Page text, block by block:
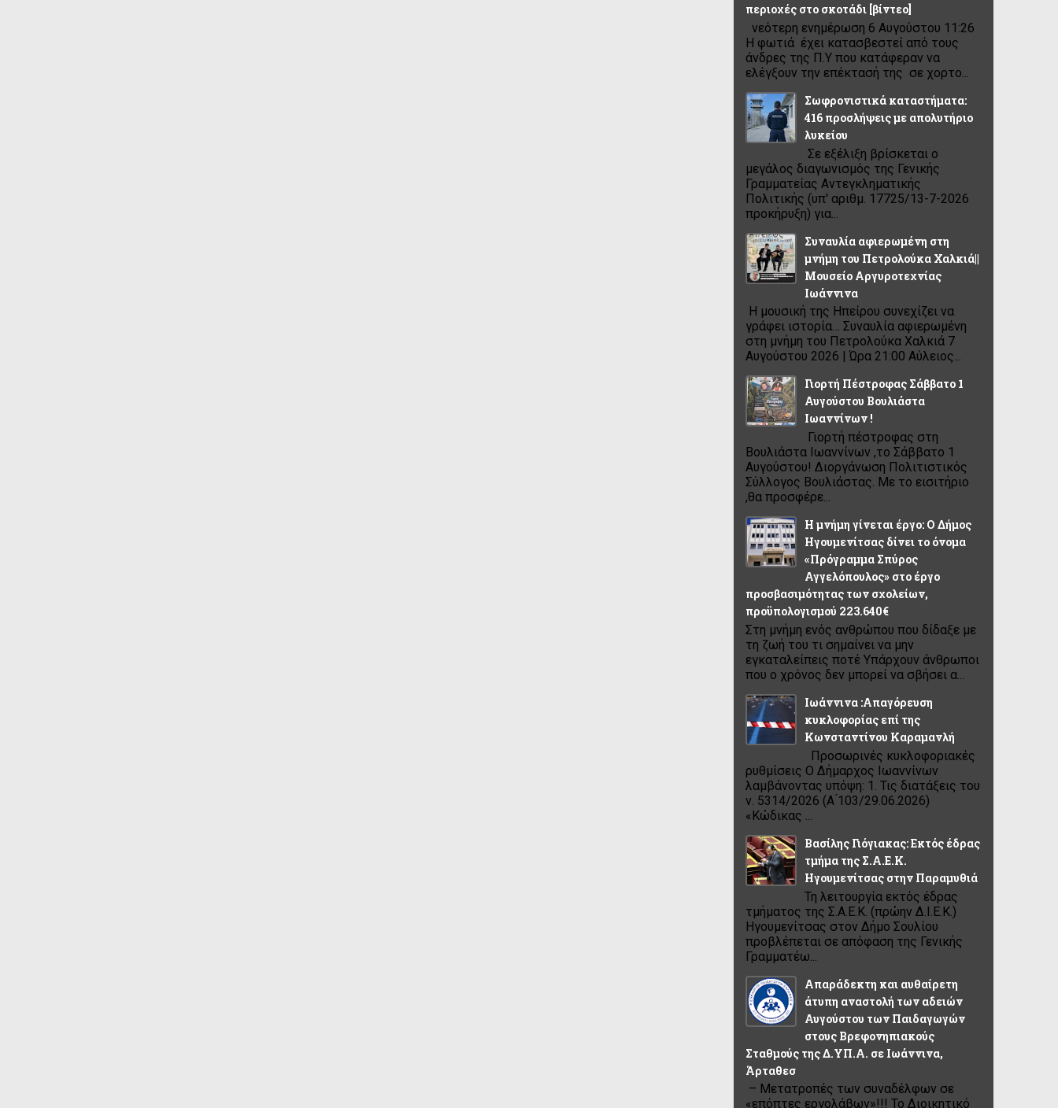
περιοχές στο σκοτάδι [βίντεο]
νεότερη ενημέρωση 6 Αυγούστου 11:26
Η φωτιά έχει κατασβεστεί από τους
άνδρες της Π.Υ που κατάφεραν να
ελέγξουν την επέκτασή της σε χορτο...
Σωφρονιστικά καταστήματα:
416 προσλήψεις με απολυτήριο
λυκείου
Σε εξέλιξη βρίσκεται ο
μεγάλος διαγωνισμός της Γενικής
Γραμματείας Αντεγκληματικής
Πολιτικής (υπ' αριθμ. 17725/13-7-2026
προκήρυξη) για...
Συναυλία αφιερωμένη στη
μνήμη του Πετρολούκα Χαλκιά||
Μουσείο Αργυροτεχνίας
Ιωάννινα
Η μουσική της Ηπείρου συνεχίζει να
γράφει ιστορία… Συναυλία αφιερωμένη
στη μνήμη του Πετρολούκα Χαλκιά 7
Αυγούστου 2026 | Ώρα 21:00 Αύλειος...
Γιορτή Πέστροφας Σάββατο 1
Αυγούστου Βουλιάστα
Ιωαννίνων !
Γιορτή πέστροφας στη
Βουλιάστα Ιωαννίνων ,το Σάββατο 1
Αυγούστου! Διοργάνωση Πολιτιστικός
Σύλλογος Βουλιάστας. Με το εισιτήριο
,θα προσφέρε...
Η μνήμη γίνεται έργο: Ο Δήμος
Ηγουμενίτσας δίνει το όνομα
«Πρόγραμμα Σπύρος
Αγγελόπουλος» στο έργο
προσβασιμότητας των σχολείων,
προϋπολογισμού 223.640€
Στη μνήμη ενός ανθρώπου που δίδαξε με
τη ζωή του τι σημαίνει να μην
εγκαταλείπεις ποτέ Υπάρχουν άνθρωποι
που ο χρόνος δεν μπορεί να σβήσει α...
Ιωάννινα :Απαγόρευση
κυκλοφορίας επί της
Κωνσταντίνου Καραμανλή
Προσωρινές κυκλοφοριακές
ρυθμίσεις Ο Δήμαρχος Ιωαννίνων
λαμβάνοντας υπόψη: 1. Τις διατάξεις του
ν. 5314/2026 (Α ́103/29.06.2026)
«Κώδικας ...
Βασίλης Γιόγιακας: Εκτός έδρας
τμήμα της Σ.Α.Ε.Κ.
Ηγουμενίτσας στην Παραμυθιά
Τη λειτουργία εκτός έδρας
τμήματος της Σ.Α.Ε.Κ. (πρώην Δ.Ι.Ε.Κ.)
Ηγουμενίτσας στον Δήμο Σουλίου
προβλέπεται σε απόφαση της Γενικής
Γραμματέω...
Απαράδεκτη και αυθαίρετη
άτυπη αναστολή των αδειών
Αυγούστου των Παιδαγωγών
στους Βρεφονηπιακούς
Σταθμούς της Δ.ΥΠ.Α. σε Ιωάννινα,
Άρταθεσ
– Μετατροπές των συναδέλφων σε
«επόπτες εργολάβων»!!! Το Διοικητικό